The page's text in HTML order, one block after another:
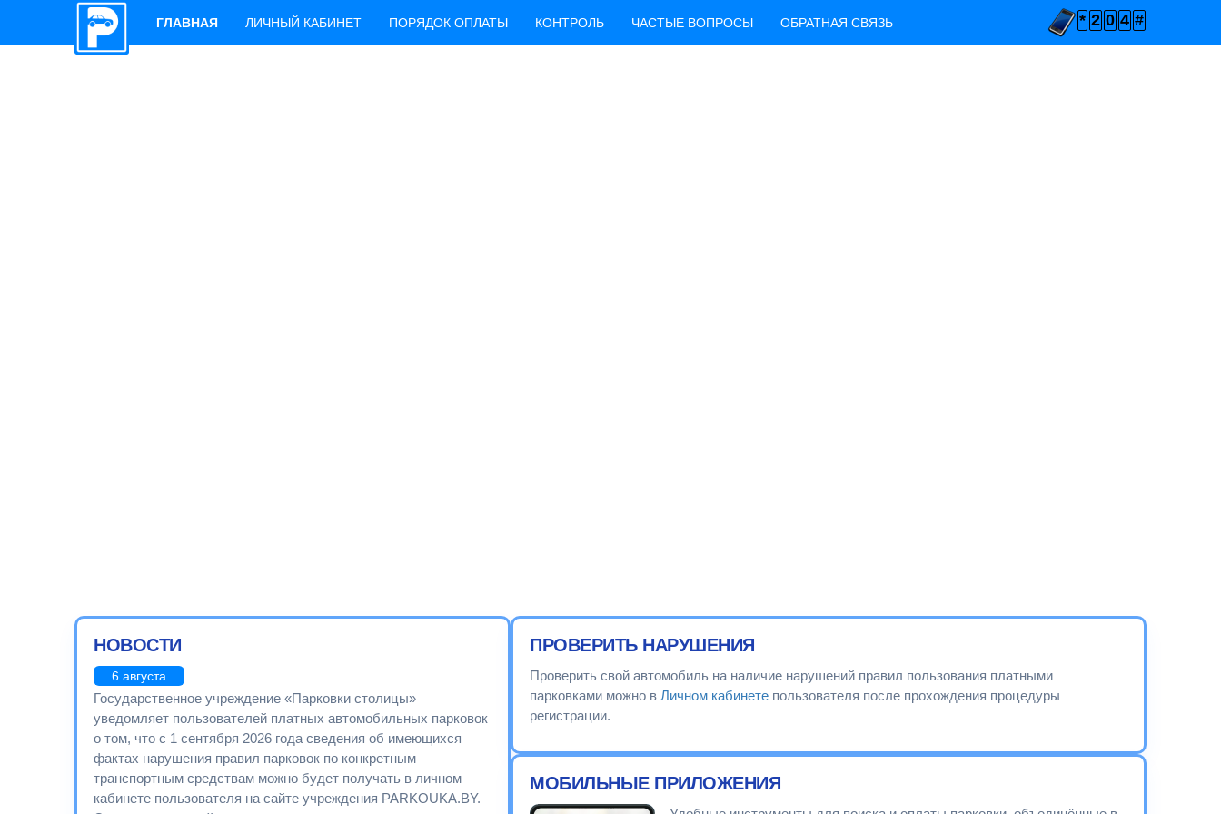
ГЛАВНАЯ ЛИЧНЫЙ КАБИНЕТ ПОРЯДОК ОПЛАТЫ КОНТРОЛЬ ЧАСТЫЕ ВОПРОСЫ ОБРАТНАЯ СВЯЗЬ * 2 0 4 #
НОВОСТИ
6 августа
Государственное учреждение «Парковки столицы»
уведомляет пользователей платных автомобильных парковок
о том, что с 1 сентября 2026 года сведения об имеющихся
фактах нарушения правил парковок по конкретным
транспортным средствам можно будет получать в личном
кабинете пользователя на сайте учреждения PARKOUKA.BY.
ПРОВЕРИТЬ НАРУШЕНИЯ
Проверить свой автомобиль на наличие нарушений правил пользования платными
парковками можно в Личном кабинете пользователя после прохождения процедуры
регистрации.
МОБИЛЬНЫЕ ПРИЛОЖЕНИЯ